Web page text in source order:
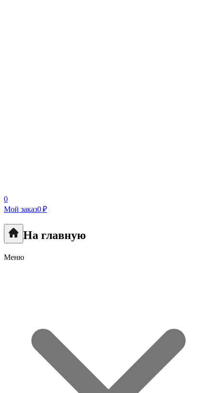
0
Мой заказ0 ₽
На главную
Меню